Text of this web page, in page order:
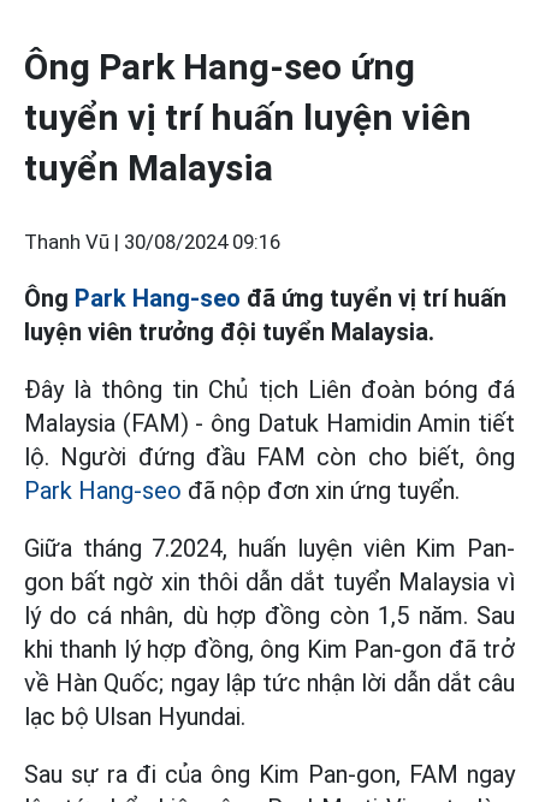
Ông Park Hang-seo ứng
tuyển vị trí huấn luyện viên
tuyển Malaysia
Thanh Vũ | 30/08/2024 09:16
Ông Park Hang-seo đã ứng tuyển vị trí huấn
luyện viên trưởng đội tuyển Malaysia.
Đây là thông tin Chủ tịch Liên đoàn bóng đá
Malaysia (FAM) - ông Datuk Hamidin Amin tiết
lộ. Người đứng đầu FAM còn cho biết, ông
Park Hang-seo đã nộp đơn xin ứng tuyển.
Giữa tháng 7.2024, huấn luyện viên Kim Pan-
gon bất ngờ xin thôi dẫn dắt tuyển Malaysia vì
lý do cá nhân, dù hợp đồng còn 1,5 năm. Sau
khi thanh lý hợp đồng, ông Kim Pan-gon đã trở
về Hàn Quốc; ngay lập tức nhận lời dẫn dắt câu
lạc bộ Ulsan Hyundai.
Sau sự ra đi của ông Kim Pan-gon, FAM ngay